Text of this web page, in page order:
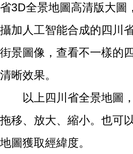
省3D全景地圖高清版大圖
攝加人工智能合成的四川
街景圖像，查看不一樣的
清晰效果。
以上四川省全景地圖
拖移、放大、縮小。也可
地圖獲取經緯度。